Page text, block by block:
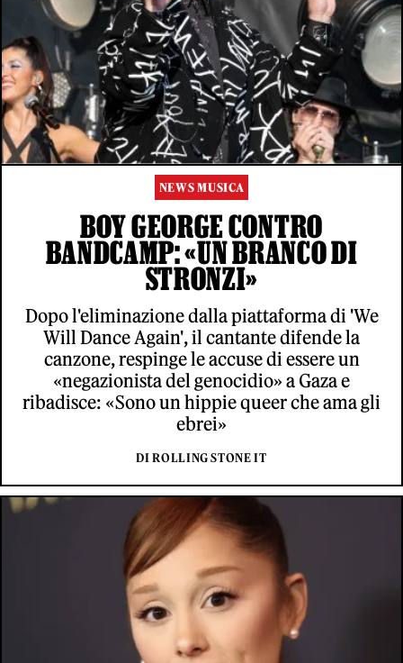
NEWS MUSICA
BOY GEORGE CONTRO
BANDCAMP: «UN BRANCO DI
STRONZI»
Dopo l'eliminazione dalla piattaforma di 'We
Will Dance Again', il cantante difende la
canzone, respinge le accuse di essere un
«negazionista del genocidio» a Gaza e
ribadisce: «Sono un hippie queer che ama gli
ebrei»
DI ROLLING STONE IT